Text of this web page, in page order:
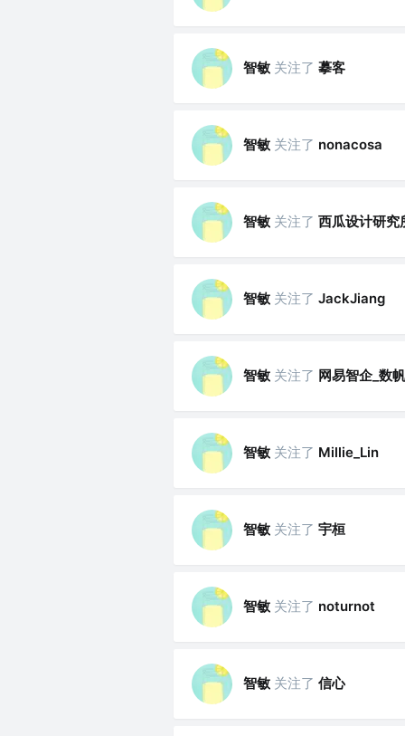
智敏 关注了 摹客
智敏 关注了 nonacosa
智敏 关注了 西瓜设计研究
智敏 关注了 JackJiang
智敏 关注了 网易智企_数帆
智敏 关注了 Millie_Lin
智敏 关注了 宇桓
智敏 关注了 noturnot
智敏 关注了 信心